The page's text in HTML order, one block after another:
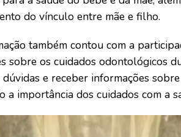
do vínculo entre mãe e filho.
também contou com a
sobre os cuidados odontológicos
e receber informações
a importância dos cuidados com a